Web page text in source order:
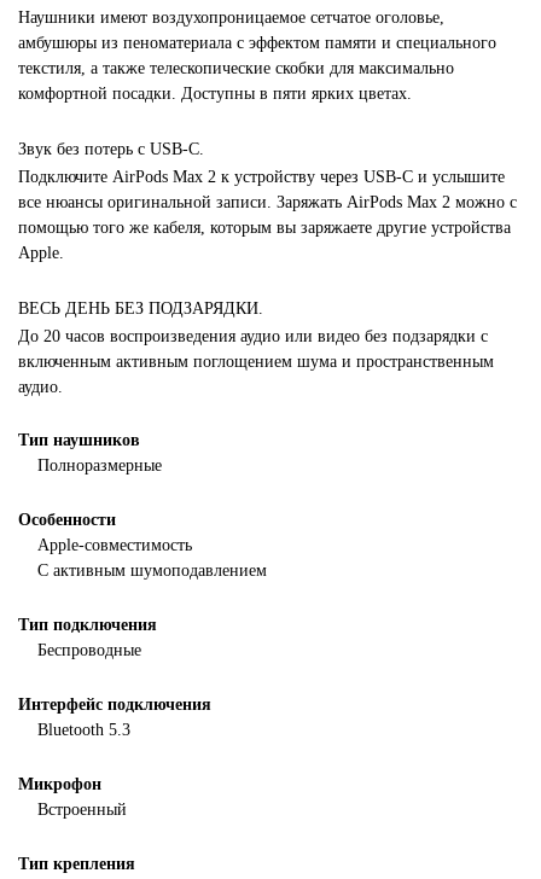
Наушники имеют воздухопроницаемое сетчатое оголовье,
амбушюры из пеноматериала с эффектом памяти и специального
текстиля, а также телескопические скобки для максимально
комфортной посадки. Доступны в пяти ярких цветах.
Звук без потерь с USB-C.
Подключите AirPods Max 2 к устройству через USB-C и услышите
все нюансы оригинальной записи. Заряжать AirPods Max 2 можно с
помощью того же кабеля, которым вы заряжаете другие устройства
Apple.
ВЕСЬ ДЕНЬ БЕЗ ПОДЗАРЯДКИ.
До 20 часов воспроизведения аудио или видео без подзарядки с
включенным активным поглощением шума и пространственным
аудио.
Тип наушников
Полноразмерные
Особенности
Apple-совместимость
С активным шумоподавлением
Тип подключения
Беспроводные
Интерфейс подключения
Bluetooth 5.3
Микрофон
Встроенный
Тип крепления